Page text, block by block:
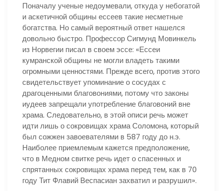
Поначалу ученые недоумевали, откуда у небогатой
и аскетичной общины ессеев такие несметные
богатства. Но самый вероятный ответ нашелся
довольно быстро. Профессор Сигмунд Мовинкель
из Норвегии писал в своем эссе: «Ессеи
кумранской общины не могли владеть такими
огромными ценностями. Прежде всего, против этого
свидетельствует упоминание о сосудах с
драгоценными благовониями, потому что законы
иудеев запрещали употребление благовоний вне
храма. Следовательно, в этой описи речь может
идти лишь о сокровищах храма Соломона, который
был сожжен завоевателями в 587 году до н.э.
Наиболее приемлемым кажется предположение,
что в Медном свитке речь идет о спасенных и
спрятанных сокровищах храма перед тем, как в 70
году Тит Флавий Веспасиан захватил и разрушил».